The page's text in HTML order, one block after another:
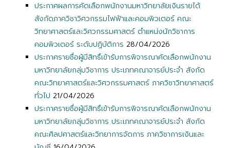
ประกาศผลการคัดเลือกพนักงานมหาวิทยาลัยเงินรายได้
สังกัดภาควิชาวิศวกรรมไฟฟ้าและคอมพิวเตอร์ คณะ
วิทยาศาสตร์และวิศวกรรมศาสตร์ ตำแหน่งนักวิชาการ
คอมพิวเตอร์ ระดับปฏิบัติการ 28/04/2026
ประกาศรายชื่อผู้มีสิทธิ์เข้ารับการพิจารณาคัดเลือกพนักงาน
มหาวิทยาลัยกลุ่มวิชาการ ประเภทคณาจารย์ประจำ สังกัด
คณะวิทยาศาสตร์และวิศวกรรมศาสตร์ ภาควิชาวิทยาศาสตร์
ทั่วไป 21/04/2026
ประกาศรายชื่อผู้มีสิทธิ์เข้ารับการพิจารณาคัดเลือกพนักงาน
มหาวิทยาลัยกลุ่มวิชาการ ประเภทคณาจารย์ประจำ สังกัด
คณะศิลปศาสตร์และวิทยาการจัดการ ภาควิชาการเงินและ